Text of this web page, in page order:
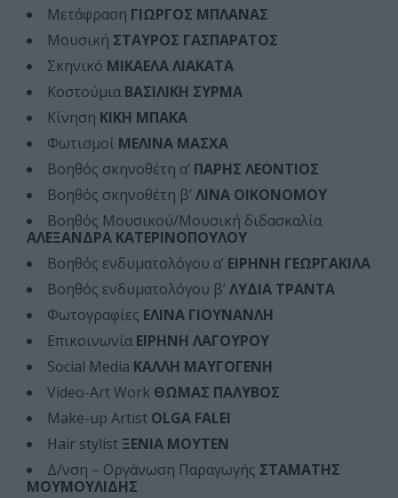
Μετάφραση ΓΙΩΡΓΟΣ ΜΠΛΑΝΑΣ
Μουσική ΣΤΑΥΡΟΣ ΓΑΣΠΑΡΑΤΟΣ
Σκηνικό ΜΙΚΑΕΛΑ ΛΙΑΚΑΤΑ
Κοστούμια ΒΑΣΙΛΙΚΗ ΣΥΡΜΑ
Κίνηση ΚΙΚΗ ΜΠΑΚΑ
Φωτισμοί ΜΕΛΙΝΑ ΜΑΣΧΑ
Βοηθός σκηνοθέτη α’ ΠΑΡΗΣ ΛΕΟΝΤΙΟΣ
Βοηθός σκηνοθέτη β’ ΛΙΝΑ ΟΙΚΟΝΟΜΟΥ
Βοηθός Μουσικού/Μουσική διδασκαλία
ΑΛΕΞΑΝΔΡΑ ΚΑΤΕΡΙΝΟΠΟΥΛΟΥ
Βοηθός ενδυματολόγου α’ ΕΙΡΗΝΗ ΓΕΩΡΓΑΚΙΛΑ
Βοηθός ενδυματολόγου β’ ΛΥΔΙΑ ΤΡΑΝΤΑ
Φωτογραφίες ΕΛΙΝΑ ΓΙΟΥΝΑΝΛΗ
Επικοινωνία ΕΙΡΗΝΗ ΛΑΓΟΥΡΟΥ
Social Media ΚΑΛΛΗ ΜΑΥΓΟΓΕΝΗ
Video-Art Work ΘΩΜΑΣ ΠΑΛΥΒΟΣ
Make-up Artist OLGA FALEI
Hair stylist ΞΕΝΙΑ ΜΟΥΤΕΝ
Δ/νση – Οργάνωση Παραγωγής ΣΤΑΜΑΤΗΣ
ΜΟΥΜΟΥΛΙΔΗΣ